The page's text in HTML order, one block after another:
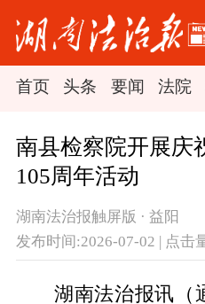
首页 头条 要闻 法院
南县检察院开展庆
105周年活动
湖南法治报触屏版 · 益阳
发布时间:2026-07-02 | 点击
湖南法治报讯（